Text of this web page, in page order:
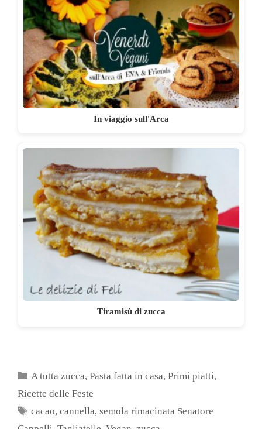
In viaggio sull'Arca
Tiramisù di zucca
Categorie
A tutta zucca,Pasta fatta in casa,Primi piatti,
Ricette delle Feste
Tag
cacao,cannella,semola rimacinata Senatore